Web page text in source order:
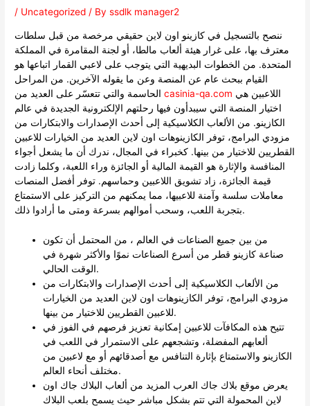
/ Uncategorized / Byssdlk manager2
ننصح بالتسجيل في كازينو اون لاين حقيقي مرخصة من قبل سلطات
معترف بها، على غرار هيئة ألعاب مالطا، أو لجنة المقامرة في المملكة
المتحدة. من الخطوات البديهية التي يتوجب على لاعبي القمار اتباعها هو
القيام ببحث عام عن المنصة وعن ما يقوله الآخرين. من المراحل
الحاسمة والتي تتعسّر على العديد منcasinia-qa.com
اختيار المنصة التي سيبدأون فيها رحلتهم الإلكترونية الجديدة في عالم
الكازينو. من الألعاب الكلاسيكية إلى أحدث الإصدارات والابتكارات من
مزودي البرامج، توفر الكازينوهات اون لاين العديد من الخيارات للاعبين
القطريين للاختيار من بينها. كخبراء في المجال، ندرك أن ما يشعل أجواء
المنافسة والإثارة هو القيمة المالية أو الجائزة وراء اللعبة، وكلما زادت
قيمة الجائزة، زاد تشويق اللاعبين وحماسهم. توفر أفضل المنصات
معاملات سلسة وآمنة للاعبيها، مما يمكنهم من التركيز على الاستمتاع
بتجربة اللعب، وسحب أموالهم بسرعة ومتى ما أرادوا ذلك.
من بين جميع الصناعات في العالم ، من المحتمل أن تكون
صناعة كازينو قطر من أسرع الصناعات نموًا والأكثر شهرة في
الوقت الحالي.
من الألعاب الكلاسيكية إلى أحدث الإصدارات والابتكارات من
مزودي البرامج، توفر الكازينوهات اون لاين العديد من الخيارات
للاعبين القطريين للاختيار من بينها.
تتيح هذه المكافآت للاعبين إمكانية تعزيز فرصهم في الفوز في
ألعابهم المفضلة، وتشجعهم على الاستمرار في اللعب في
الكازينو والاستمتاع بإثارة التنافس مع أصدقائهم أو مع لاعبين من
مختلف أنحاء العالم.
يعرض موقع بلاك جاك العرب المزيد من ألعاب البلاك جاك اون
لاين المحمولة التي تتم بشكل مباشر حيث يسمح بلعب البلاك